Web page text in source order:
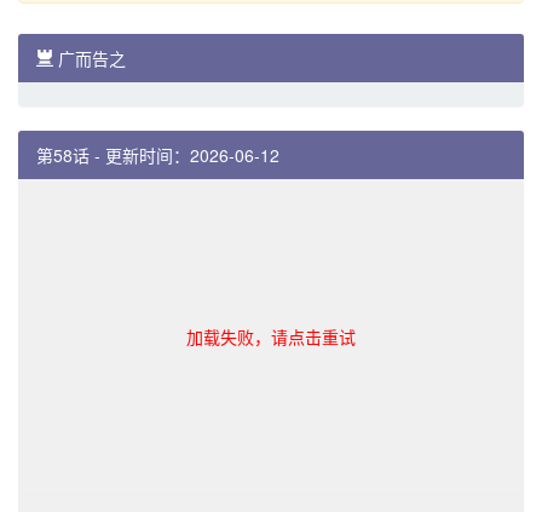
广而告之
第58话 - 更新时间：2026-06-12
加载失败，请点击重试